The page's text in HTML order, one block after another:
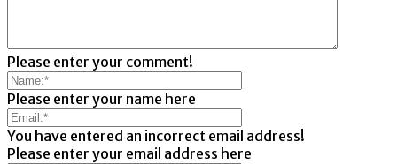
Please enter your comment!
Please enter your name here
You have entered an incorrect email address!
Please enter your email address here